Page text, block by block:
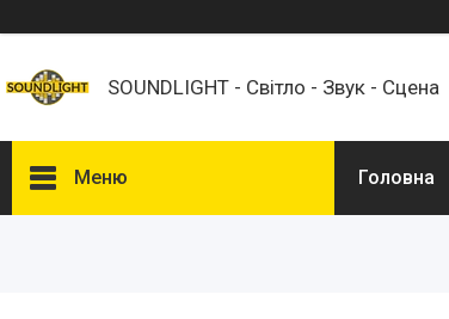
SOUNDLIGHT - Світло - Звук - Сцена
Меню Головна